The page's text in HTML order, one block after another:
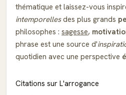
thématique et laissez-vous
intemporellesdes plus grands
philosophes : sagesse,
phrase est une source d'
quotidien avec une perspective
Citations sur L'arrogance